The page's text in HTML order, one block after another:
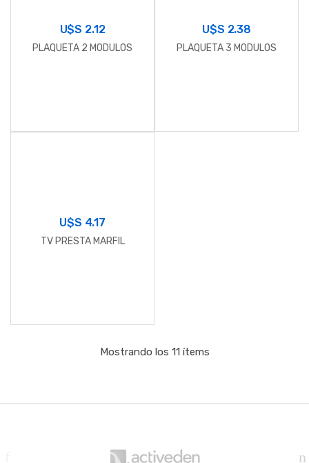
U$S 2.12
PLAQUETA 2 MODULOS
U$S 2.38
PLAQUETA 3 MODULOS
U$S 4.17
TV PRESTA MARFIL
Mostrando los 11 ítems